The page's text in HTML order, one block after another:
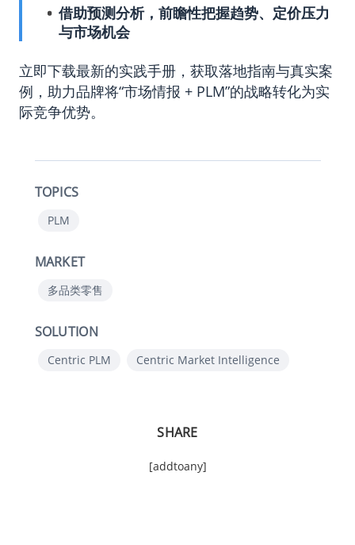
借助预测分析，前瞻性把握趋势、定价压力
与市场机会
立即下载最新的实践手册，获取落地指南与真实案
例，助力品牌将“市场情报 + PLM”的战略转化为实
际竞争优势。
TOPICS
PLM
MARKET
多品类零售
SOLUTION
Centric PLM Centric Market Intelligence
SHARE
[addtoany]